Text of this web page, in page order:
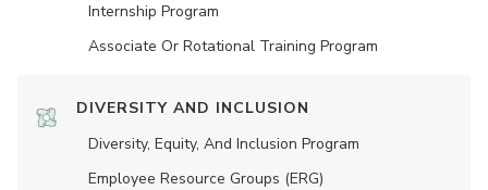
Internship Program
Associate Or Rotational Training Program
DIVERSITY AND INCLUSION
Diversity, Equity, And Inclusion Program
Employee Resource Groups (ERG)